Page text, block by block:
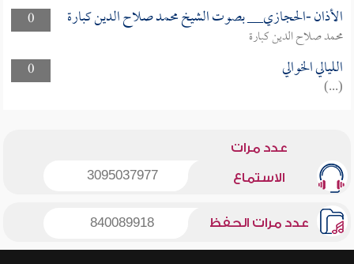
0
الأذان -الحجازي__ بصوت الشيخ محمد صلاح الدين كبارة
محمد صلاح الدين كبارة
0
الليالي الخوالي
(...)
عدد مرات
الاستماع 3095037977
عدد مرات الحفظ 840089918